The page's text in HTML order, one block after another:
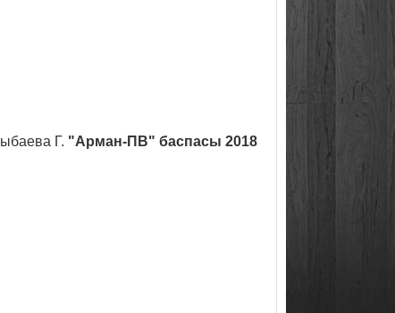
Г. "Арман-ПВ" баспасы 2018